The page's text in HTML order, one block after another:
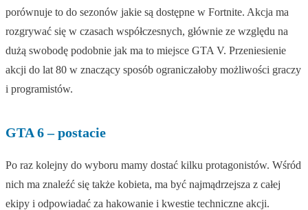
porównuje to do sezonów jakie są dostępne w Fortnite. Akcja ma
rozgrywać się w czasach współczesnych, głównie ze względu na
dużą swobodę podobnie jak ma to miejsce GTA V. Przeniesienie
akcji do lat 80 w znaczący sposób ograniczałoby możliwości graczy
i programistów.
GTA 6 – postacie
Po raz kolejny do wyboru mamy dostać kilku protagonistów. Wśród
nich ma znaleźć się także kobieta, ma być najmądrzejsza z całej
ekipy i odpowiadać za hakowanie i kwestie techniczne akcji.